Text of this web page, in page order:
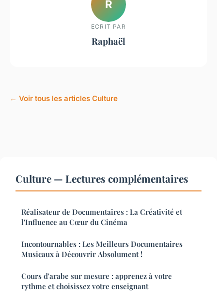
R
ECRIT PAR
Raphaël
← Voir tous les articles Culture
Culture — Lectures complémentaires
Réalisateur de Documentaires : La Créativité et
l'Influence au Cœur du Cinéma
Incontournables : Les Meilleurs Documentaires
Musicaux à Découvrir Absolument !
Cours d'arabe sur mesure : apprenez à votre
rythme et choisissez votre enseignant